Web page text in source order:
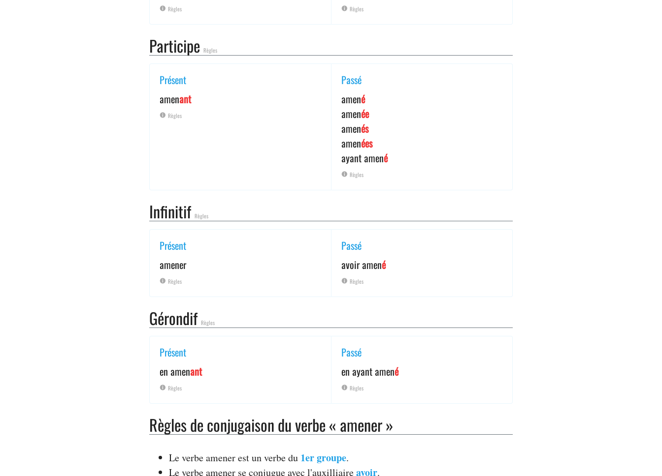
Règles Règles
Participe Règles
Présent
amenant
Règles
Passé
amené
amenée
amenés
amenées
ayant amené
Règles
Infinitif Règles
Présent
amener
Règles
Passé
avoir amené
Règles
Gérondif Règles
Présent
en amenant
Règles
Passé
en ayant amené
Règles
Règles de conjugaison du verbe « amener »
Le verbe amener est un verbe du 1er groupe.
Le verbe amener se conjugue avec l'auxilliaireavoir.